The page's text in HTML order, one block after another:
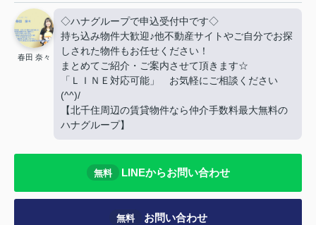
春田 奈々
◇ハナグループで申込受付中です◇
持ち込み物件大歓迎♪他不動産サイトやご自分でお探
しされた物件もお任せください！
まとめてご紹介・ご案内させて頂きます☆
「ＬＩＮＥ対応可能」 お気軽にご相談ください
(^^)/
【北千住周辺の賃貸物件なら仲介手数料最大無料の
ハナグループ】
無料 LINEからお問い合わせ
無料 お問い合わせ